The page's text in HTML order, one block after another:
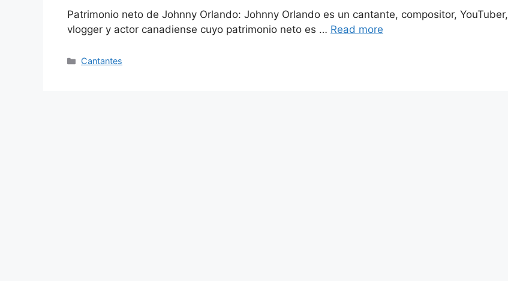
Patrimonio neto de Johnny Orlando: Johnny Orlando es un cantante, compositor, YouTuber,
vlogger y actor canadiense cuyo patrimonio neto es … Read more
Categories
Cantantes